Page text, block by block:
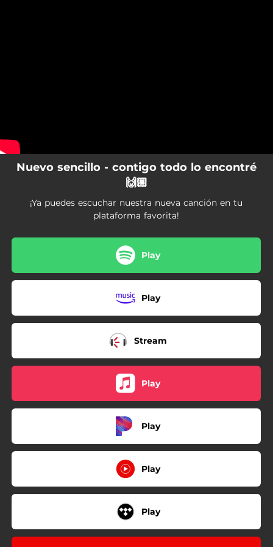
Nuevo sencillo - contigo todo lo encontré
🙌🏼
¡Ya puedes escuchar nuestra nueva canción en tu
plataforma favorita!
Play
Play
Stream
Play
Play
Play
Play